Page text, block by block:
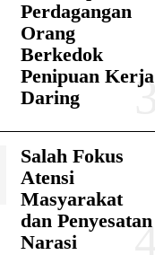
Perdagangan
Orang
Berkedok
Penipuan Kerja
Daring
Salah Fokus
Atensi
Masyarakat
dan Penyesatan
Narasi